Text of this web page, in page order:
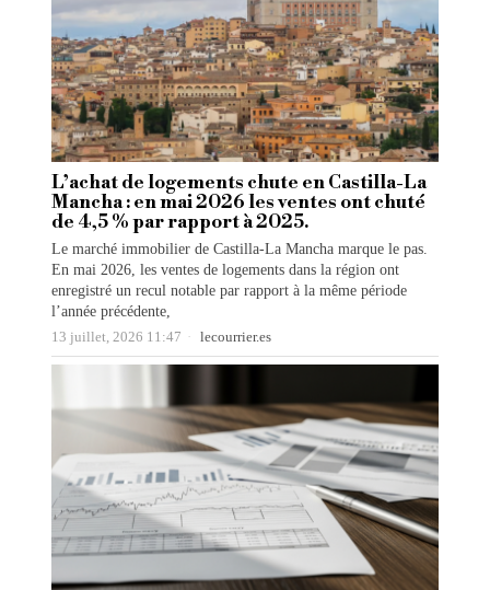
L’achat de logements chute en Castilla-La
Mancha : en mai 2026 les ventes ont chuté
de 4,5 % par rapport à 2025.
Le marché immobilier de Castilla-La Mancha marque le pas.
En mai 2026, les ventes de logements dans la région ont
enregistré un recul notable par rapport à la même période
l’année précédente,
13 juillet, 2026 11:47 lecourrier.es